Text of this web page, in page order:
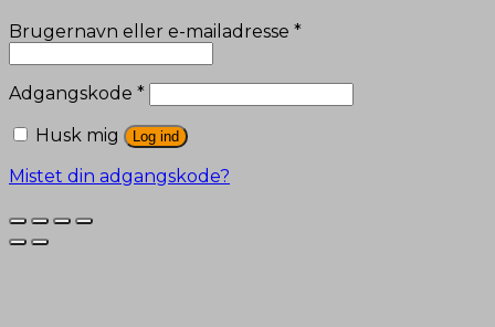
Brugernavn eller e-mailadresse *Påkrævet
Adgangskode *Påkrævet
Husk mig Log ind
Mistet din adgangskode?